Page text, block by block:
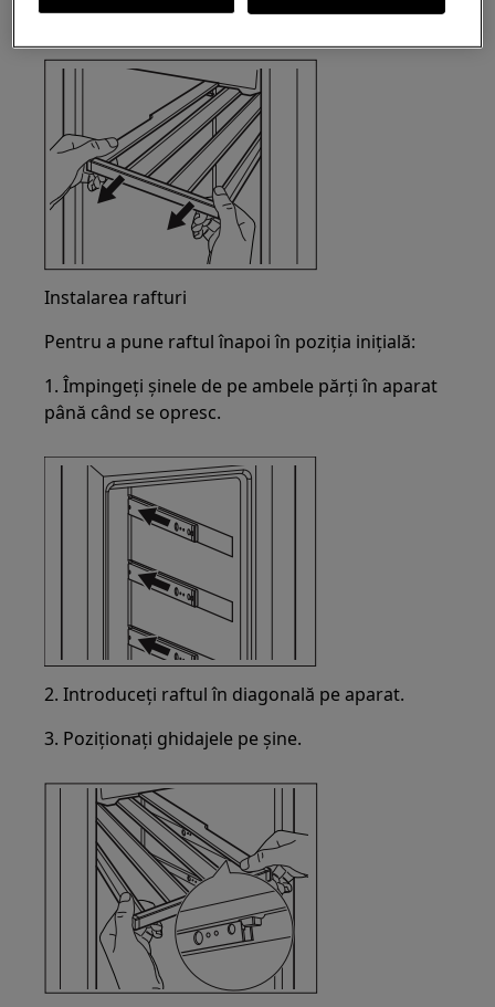
3. Ridicați ușor raftul și scoateți-l din aparat
Instalarea rafturi
Pentru a pune raftul înapoi în poziția inițială:
1. Împingeți șinele de pe ambele părți în aparat
până când se opresc.
2. Introduceți raftul în diagonală pe aparat.
3. Poziționați ghidajele pe șine.